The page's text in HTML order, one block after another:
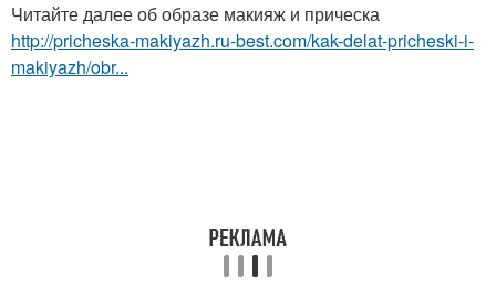
Читайте далее об образе макияж и прическа
http://pricheska-makiyazh.ru-best.com/kak-delat-pricheski-i-
makiyazh/obr...